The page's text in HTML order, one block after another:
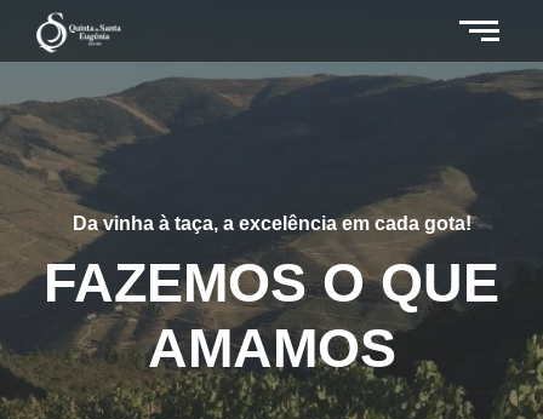
Da vinha à taça, a excelência em cada gota!
FAZEMOS O QUE
AMAMOS